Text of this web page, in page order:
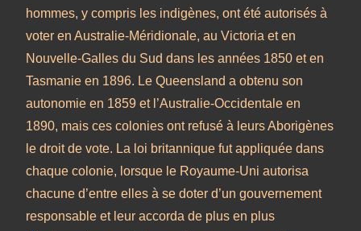
hommes, y compris les indigènes, ont été autorisés à
voter en Australie-Méridionale, au Victoria et en
Nouvelle-Galles du Sud dans les années 1850 et en
Tasmanie en 1896. Le Queensland a obtenu son
autonomie en 1859 et l’Australie-Occidentale en
1890, mais ces colonies ont refusé à leurs Aborigènes
le droit de vote. La loi britannique fut appliquée dans
chaque colonie, lorsque le Royaume-Uni autorisa
chacune d’entre elles à se doter d’un gouvernement
responsable et leur accorda de plus en plus